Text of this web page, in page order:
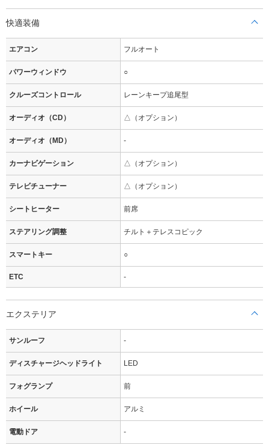
快適装備
エアコン フルオート
パワーウィンドウ ○
クルーズコントロール レーンキープ追尾型
オーディオ（CD） △（オプション）
オーディオ（MD） -
カーナビゲーション △（オプション）
テレビチューナー △（オプション）
シートヒーター 前席
ステアリング調整 チルト＋テレスコピック
スマートキー ○
ETC -
エクステリア
サンルーフ -
ディスチャージヘッドライト LED
フォグランプ 前
ホイール アルミ
電動ドア -